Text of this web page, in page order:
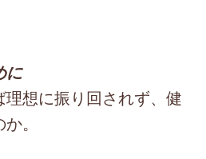
に
想に振り回されず、健
。